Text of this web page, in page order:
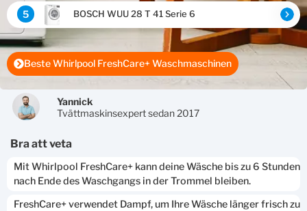
5 BOSCH WUU 28 T 41 Serie 6
Beste Whirlpool FreshCare+ Waschmaschinen
Yannick
Tvättmaskinsexpert sedan 2017
bra att veta
Mit Whirlpool FreshCare+ kann deine Wäsche bis zu 6 Stunden
nach Ende des Waschgangs in der Trommel bleiben.
FreshCare+ verwendet Dampf, um Ihre Wäsche länger frisch zu